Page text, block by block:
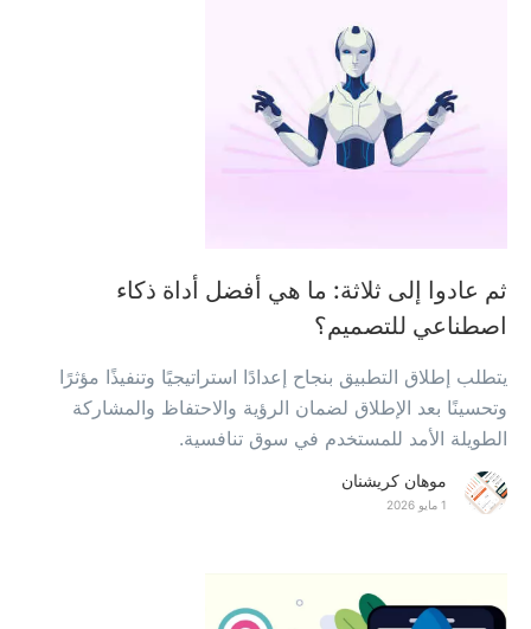
ثم عادوا إلى ثلاثة: ما هي أفضل أداة ذكاء
اصطناعي للتصميم؟
يتطلب إطلاق التطبيق بنجاح إعدادًا استراتيجيًا وتنفيذًا مؤثرًا
وتحسينًا بعد الإطلاق لضمان الرؤية والاحتفاظ والمشاركة
الطويلة الأمد للمستخدم في سوق تنافسية.
موهان كريشنان
1 مايو 2026